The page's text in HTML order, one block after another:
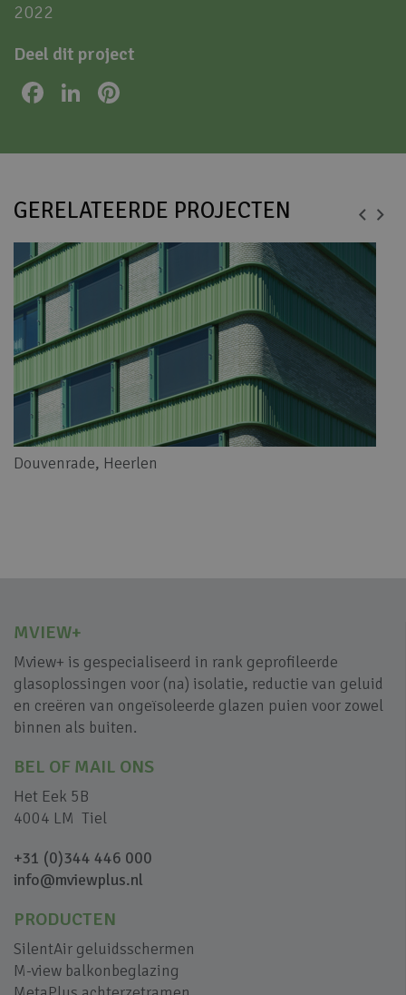
2022
Deel dit project
FacebookLinkedIn
GERELATEERDE PROJECTEN
Douvenrade, Heerlen
MVIEW+
Mview+ is gespecialiseerd in rank geprofileerde
glasoplossingen voor (na) isolatie, reductie van geluid
en creëren van ongeïsoleerde glazen puien voor zowel
binnen als buiten.
BEL OF MAIL ONS
Het Eek 5B
4004 LM Tiel
+31 (0)344 446 000
info@mviewplus.nl
PRODUCTEN
SilentAir geluidsschermen
M-view balkonbeglazing